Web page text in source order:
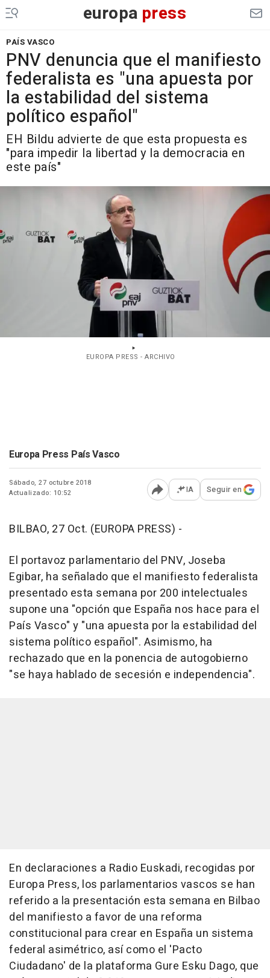
europa press
PAÍS VASCO
PNV denuncia que el manifiesto
federalista es "una apuesta por
la estabilidad del sistema
político español"
EH Bildu advierte de que esta propuesta es
"para impedir la libertad y la democracia en
este país"
EUROPA PRESS - ARCHIVO
Europa Press País Vasco
Sábado, 27 octubre 2018
Actualizado: 10:52
Abrir opciones para
IA Seguir en
BILBAO, 27 Oct. (EUROPA PRESS) -
El portavoz parlamentario del PNV, Joseba
Egibar, ha señalado que el manifiesto federalista
presentado esta semana por 200 intelectuales
supone una "opción que España nos hace para el
País Vasco" y "una apuesta por la estabilidad del
sistema político español". Asimismo, ha
rechazado que en la ponencia de autogobierno
"se haya hablado de secesión e independencia".
En declaraciones a Radio Euskadi, recogidas por
Europa Press, los parlamentarios vascos se han
referido a la presentación esta semana en Bilbao
del manifiesto a favor de una reforma
constitucional para crear en España un sistema
federal asimétrico, así como el 'Pacto
Ciudadano' de la plataforma Gure Esku Dago, que